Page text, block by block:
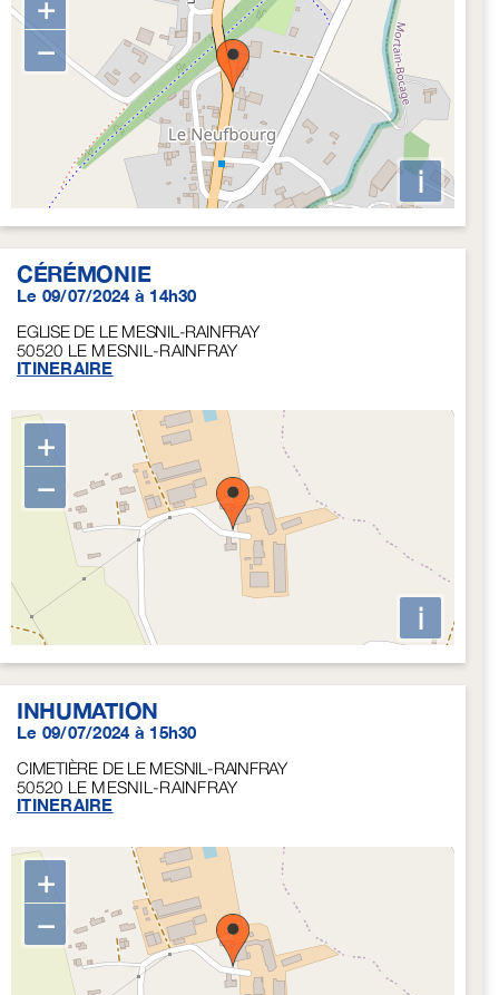
+
−
i
CÉRÉMONIE
Le 09/07/2024 à 14h30
EGLISE DE LE MESNIL-RAINFRAY
50520 LE MESNIL-RAINFRAY
ITINERAIRE
+
−
i
INHUMATION
Le 09/07/2024 à 15h30
CIMETIÈRE DE LE MESNIL-RAINFRAY
50520 LE MESNIL-RAINFRAY
ITINERAIRE
+
−